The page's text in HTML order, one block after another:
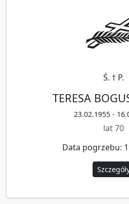
Ś. † P.
TERESA
23.02.1955 -
lat 70
Data pogrzebu: